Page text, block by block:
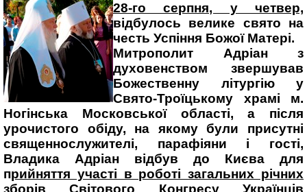
28-го серпня, у четвер,
відбулось велике свято на
честь Успіння Божої Матері.
Митрополит Адріан з
духовенством звершував
Божественну літургію у
Свято-Троїцькому храмі м.
Ногінська Московської області, а після
урочистого обіду, на якому були присутні
священнослужителі, парафіяни і гості,
Владика Адріан відбув до Києва для
прийняття участі в роботі загальних річних
зборів Світового Конгресу Українців